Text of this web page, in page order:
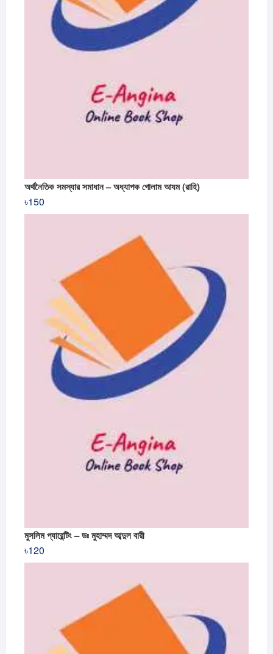
অর্থনৈতিক সমস্যার সমাধান – অধ্যাপক গোলাম আযম (রাহি)
৳150
মুসলিম প্যারেন্টিং – ডঃ মুহাম্মদ আব্দুল বারী
৳120